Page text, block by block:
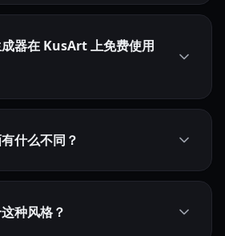
器在 KusArt 上免费使用
什么不同？
种风格？